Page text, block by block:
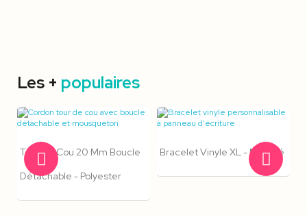
Les + populaires
Tour De Cou 20 Mm Boucle
Détachable - Polyester
Bracelet Vinyle XL - Marqué